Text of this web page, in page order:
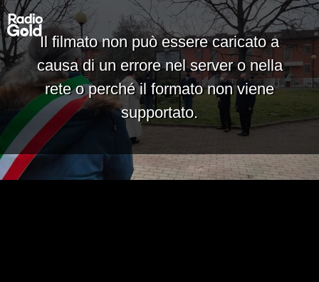
Il filmato non può essere caricato a
causa di un errore nel server o nella
rete o perché il formato non viene
supportato.